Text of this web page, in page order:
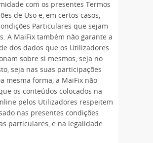
com os presentes Termos
de Uso e, em certos casos,
Particulares que sejam
A MaiFix também não garante a
dos dados que os Utilizadores
sobre si mesmos, seja no
seja nas suas participações
mesma forma, a MaiFix não
os conteúdos colocados na
pelos Utilizadores respeitem
nas presentes condições
particulares, e na legalidade